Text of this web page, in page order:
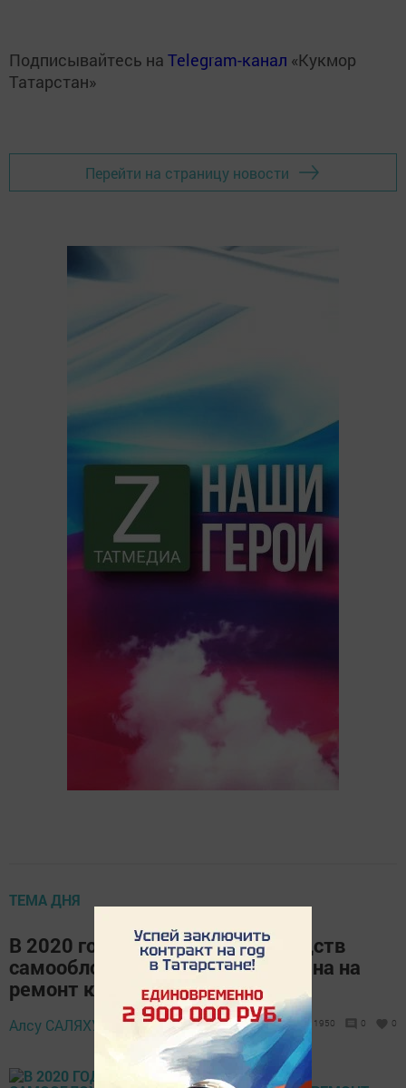
Подписывайтесь на Telegram-канал «Кукмор
Татарстан»
Перейти на страницу новости
ТЕМА ДНЯ
В 2020 году большая часть средств
самообложения будет направлена на
ремонт кукморских дорог
Алсу САЛЯХУТДИНОВА, 15 марта 2020 -
15:26
1950 0 0